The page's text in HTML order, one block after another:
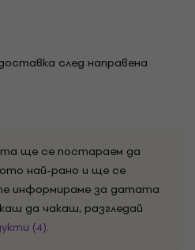
след направена
ще се постараем да
най-рано и ще се
информираме за датата
да чакаш, разгледай
(4).